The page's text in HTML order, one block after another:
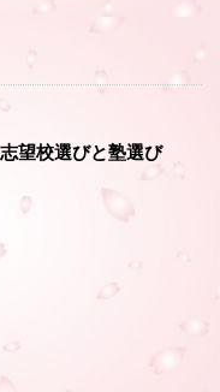
望校選びと塾選び